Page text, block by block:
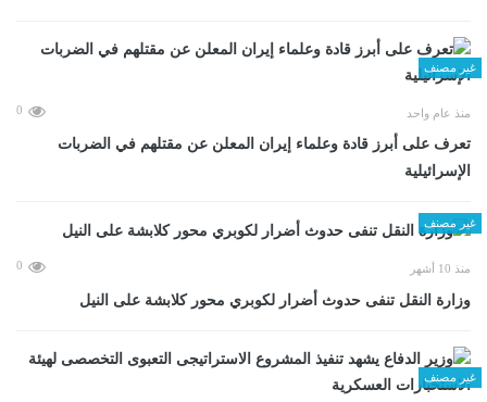
غير مصنف
منذ عام واحد 0
تعرف على أبرز قادة وعلماء إيران المعلن عن مقتلهم في الضربات
الإسرائيلية
غير مصنف
منذ 10 أشهر 0
وزارة النقل تنفى حدوث أضرار لكوبري محور كلابشة على النيل
غير مصنف